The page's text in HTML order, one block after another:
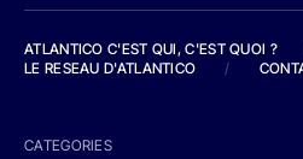
ATLANTICO C'EST QUI, C'EST QUOI ?
LE RESEAU D'ATLANTICO
/
CATEGORIES